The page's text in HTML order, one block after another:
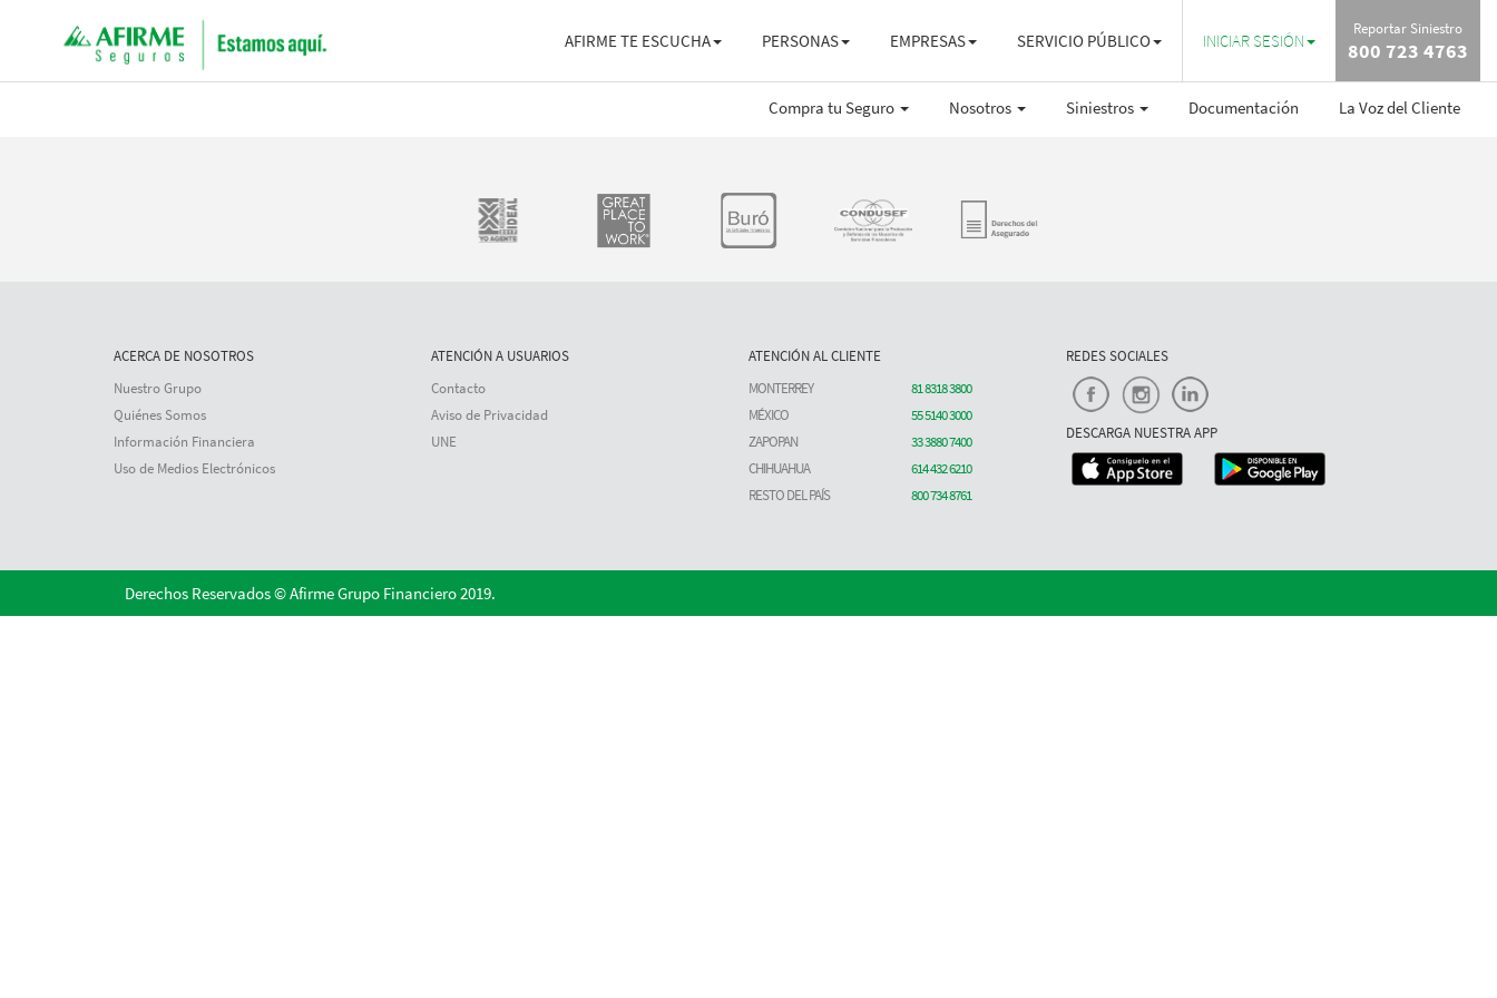
Reportar Siniestro
800 723 4763
AFIRME TE ESCUCHA PERSONAS EMPRESAS SERVICIO PÚBLICO INICIAR SESIÓN
Compra tu Seguro Nosotros Siniestros Documentación La Voz del Cliente
ACERCA DE NOSOTROS
Nuestro Grupo
Quiénes Somos
Información Financiera
Uso de Medios Electrónicos
ATENCIÓN A USUARIOS
Contacto
Aviso de Privacidad
UNE
ATENCIÓN AL CLIENTE
MONTERREY
81 8318 3800
MÉXICO
55 5140 3000
ZAPOPAN
33 3880 7400
CHIHUAHUA
614 432 6210
RESTO DEL PAÍS
800 734 8761
REDES SOCIALES
DESCARGA NUESTRA APP
Derechos Reservados © Afirme Grupo Financiero 2019.